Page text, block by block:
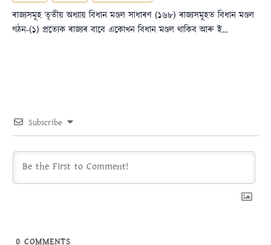
ৰাজ্যসমূহ তৃতীয় অধ্যায় বিধান মণ্ডল সাধাৰণ (১৬৮) ৰাজ্যসমূহত বিধান মণ্ডল
গঠন-(১) প্ৰত্যেক ৰাজ্যৰ বাবে একোখন বিধান মণ্ডল থাকিব আৰু ই…
Subscribe
0 COMMENTS